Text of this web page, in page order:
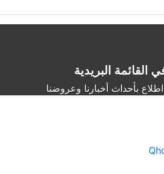
القائمة البريدية
بأحداث أخبارنا وعروضنا